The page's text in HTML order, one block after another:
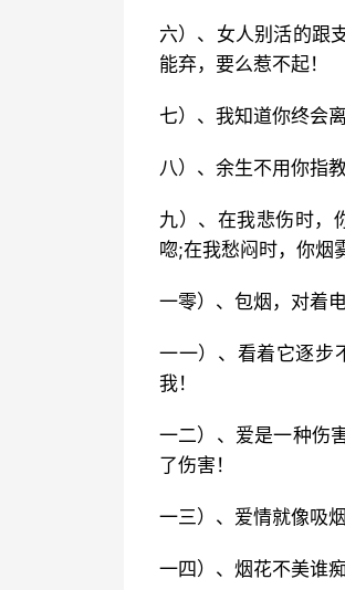
六）、女人别活的跟
能弃，要么惹不起！
七）、我知道你终会
八）、余生不用你指
九）、在我悲伤时，
唿;在我愁闷时，你烟
一零）、包烟，对着
一一）、看着它逐步
我！
一二）、爱是一种伤
了伤害！
一三）、爱情就像吸
一四）、烟花不美谁